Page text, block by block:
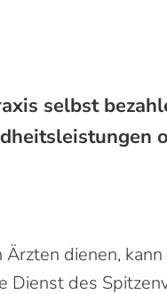
selbst
dienen, kann
Dienst des